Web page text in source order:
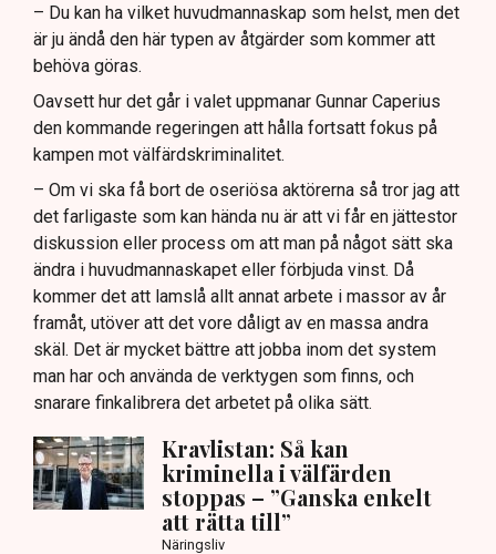
– Du kan ha vilket huvudmannaskap som helst, men det
är ju ändå den här typen av åtgärder som kommer att
behöva göras.
Oavsett hur det går i valet uppmanar Gunnar Caperius
den kommande regeringen att hålla fortsatt fokus på
kampen mot välfärdskriminalitet.
– Om vi ska få bort de oseriösa aktörerna så tror jag att
det farligaste som kan hända nu är att vi får en jättestor
diskussion eller process om att man på något sätt ska
ändra i huvudmannaskapet eller förbjuda vinst. Då
kommer det att lamslå allt annat arbete i massor av år
framåt, utöver att det vore dåligt av en massa andra
skäl. Det är mycket bättre att jobba inom det system
man har och använda de verktygen som finns, och
snarare finkalibrera det arbetet på olika sätt.
Kravlistan: Så kan
kriminella i välfärden
stoppas – ”Ganska enkelt
att rätta till”
Näringsliv